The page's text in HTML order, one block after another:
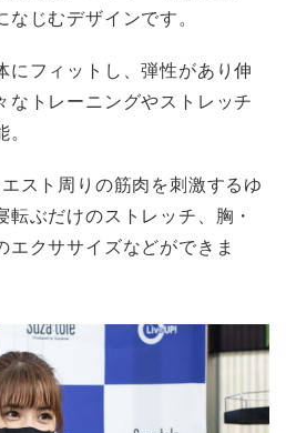
じむデザインです。
にフィットし、弾性があり伸
なトレーニングやストレッチ
スト周りの筋肉を刺激するゆ
ぶだけのストレッチ、胸・
クササイズなどができま